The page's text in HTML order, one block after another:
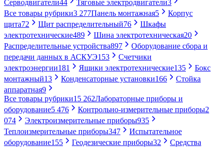
Серводвигатели44 Тяговые электродвигатели3
Все товары рубрики3 277Панель монтажная5
Корпус
щита72 Щит распределительный76
Шкафы
электротехнические489 Шина электротехническая20
Распределительные устройства897
Оборудование сбора и
передачи данных в АСКУЭ153
Счетчики
электроэнергии181 Ящики электротехнические135
Бокс
монтажный13 Конденсаторные установки166
Стойка
аппаратная9
Все товары рубрики15 262Лабораторные приборы и
оборудование5 476 Контрольно-измерительные приборы2
074
Электроизмерительные приборы935
Теплоизмерительные приборы347
Испытательное
оборудование155 Геодезические приборы32
Средства